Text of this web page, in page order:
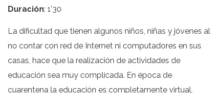
Duración: 1’30
La dificultad que tienen algunos niños, niñas y jóvenes al
no contar con red de Internet ni computadores en sus
casas, hace que la realización de actividades de
educación sea muy complicada. En época de
cuarentena la educación es completamente virtual,